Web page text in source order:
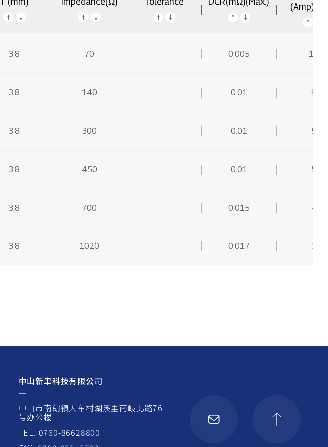
3.8 70 0.005 15
3.8 140 0.01 9
3.8 300 0.01 5
3.8 450 0.01 5
3.8 700 0.015 4
3.8 1020 0.017 3
中山新聿科技有限公司
中山市南朗镇大车村湖溪里南岐北路76
号办公楼
TEL. 0760-86628800